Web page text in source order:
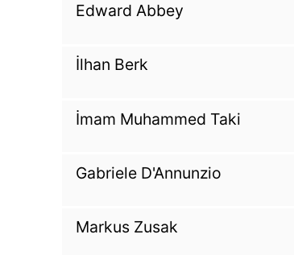
Edward Abbey
İlhan Berk
İmam Muhammed Taki
Gabriele D'Annunzio
Markus Zusak